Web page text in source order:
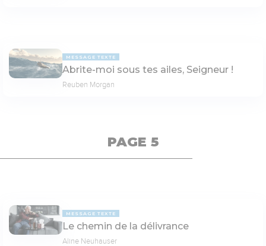
MESSAGE TEXTE
Abrite-moi sous tes ailes, Seigneur !
Reuben Morgan
PAGE 5
MESSAGE TEXTE
Le chemin de la délivrance
Aline Neuhauser